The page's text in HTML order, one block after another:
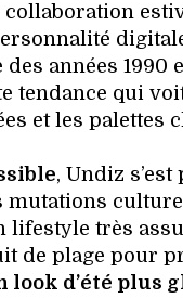
années 1990
tendance qui
et les palettes
, Undiz
mutations
très
de plage pour
d’été plus